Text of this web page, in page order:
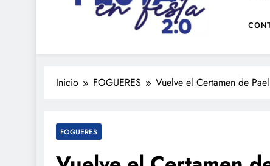
De festa en festa 2.0
Inicio FOGUERES Vuelve el Certamen de
FOGUERES